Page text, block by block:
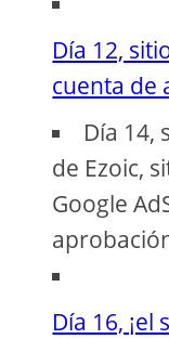
Día 12,
cuenta de
Día 14,
de Ezoic,
Google
Día 16,